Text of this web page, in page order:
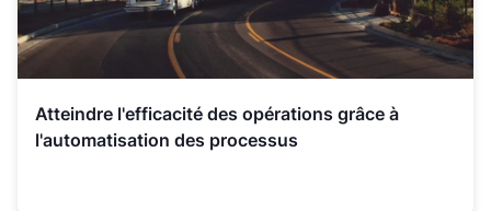
Atteindre l'efficacité des opérations grâce à
l'automatisation des processus